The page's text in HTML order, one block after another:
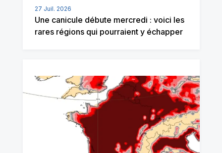
27 Juil. 2026
Une canicule débute mercredi : voici les
rares régions qui pourraient y échapper